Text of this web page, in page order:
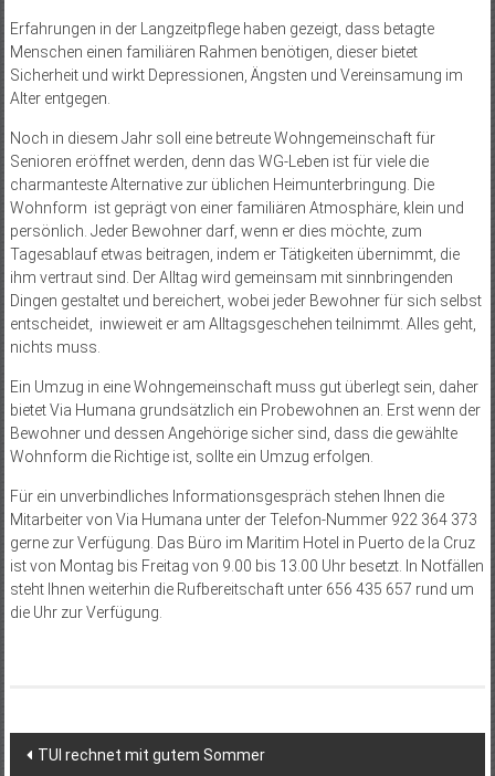
Erfahrungen in der Langzeitpflege haben gezeigt, dass betagte
Menschen einen familiären Rahmen benötigen, dieser bietet
Sicherheit und wirkt Depressionen, Ängsten und Vereinsamung im
Alter entgegen.
Noch in diesem Jahr soll eine betreute Wohngemeinschaft für
Senioren eröffnet werden, denn das WG-Leben ist für viele die
charmanteste Alternative zur üblichen Heimunterbringung. Die
Wohnform ist geprägt von einer familiären Atmosphäre, klein und
persönlich. Jeder Bewohner darf, wenn er dies möchte, zum
Tagesablauf etwas beitragen, indem er Tätigkeiten übernimmt, die
ihm vertraut sind. Der Alltag wird gemeinsam mit sinnbringenden
Dingen gestaltet und bereichert, wobei jeder Bewohner für sich selbst
entscheidet, inwieweit er am Alltagsgeschehen teilnimmt. Alles geht,
nichts muss.
Ein Umzug in eine Wohngemeinschaft muss gut überlegt sein, daher
bietet Via Humana grundsätzlich ein Probewohnen an. Erst wenn der
Bewohner und dessen Angehörige sicher sind, dass die gewählte
Wohnform die Richtige ist, sollte ein Umzug erfolgen.
Für ein unverbindliches Informationsgespräch stehen Ihnen die
Mitarbeiter von Via Humana unter der Telefon-Nummer 922 364 373
gerne zur Verfügung. Das Büro im Maritim Hotel in Puerto de la Cruz
ist von Montag bis Freitag von 9.00 bis 13.00 Uhr besetzt. In Notfällen
steht Ihnen weiterhin die Rufbereitschaft unter 656 435 657 rund um
die Uhr zur Verfügung.
Beitragsnavigation
TUI rechnet mit gutem Sommer